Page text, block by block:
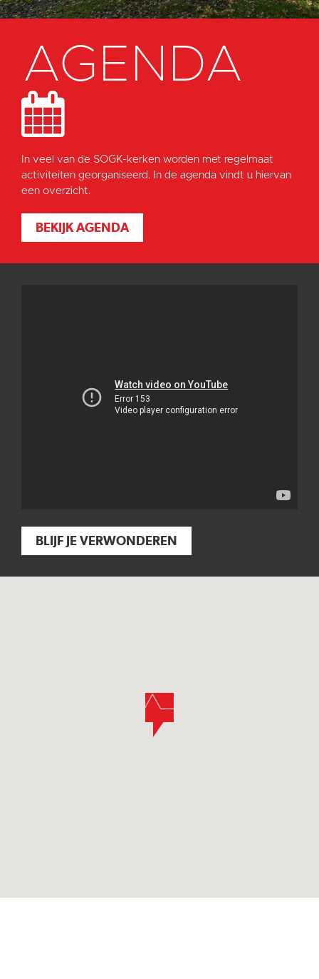
AGENDA
In veel van de SOGK-kerken worden met regelmaat
activiteiten georganiseerd. In de agenda vindt u hiervan
een overzicht.
BEKIJK AGENDA
BLIJF JE VERWONDEREN